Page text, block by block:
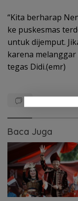
“Kita berharap
ke puskesmas
untuk dijemput.
karena
tegas Didi.(emr)
Baca Juga